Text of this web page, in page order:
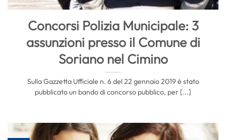
Concorsi Polizia Municipale: 3
assunzioni presso il Comune di
Soriano nel Cimino
Sulla Gazzetta Ufficiale n. 6 del 22 gennaio 2019 è stato
pubblicato un bando di concorso pubblico, per [...]